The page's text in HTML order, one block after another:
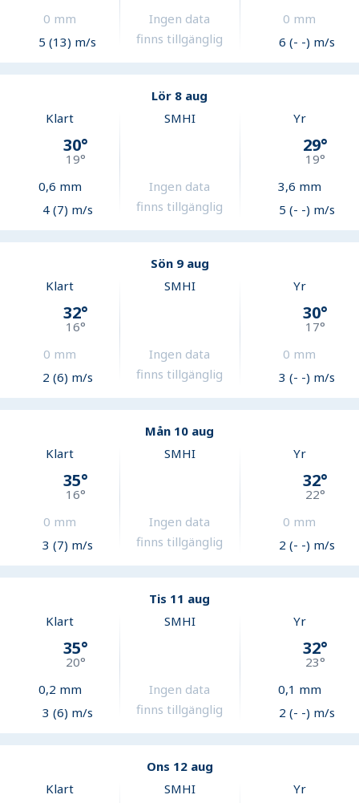
0 mm
5 (13) m/s
Ingen data
finns tillgänglig
0 mm
6 (- -) m/s
Lör 8 aug
Klart
30°
19°
0,6 mm
4 (7) m/s
SMHI
Ingen data
finns tillgänglig
Yr
29°
19°
3,6 mm
5 (- -) m/s
Sön 9 aug
Klart
32°
16°
0 mm
2 (6) m/s
SMHI
Ingen data
finns tillgänglig
Yr
30°
17°
0 mm
3 (- -) m/s
Mån 10 aug
Klart
35°
16°
0 mm
3 (7) m/s
SMHI
Ingen data
finns tillgänglig
Yr
32°
22°
0 mm
2 (- -) m/s
Tis 11 aug
Klart
35°
20°
0,2 mm
3 (6) m/s
SMHI
Ingen data
finns tillgänglig
Yr
32°
23°
0,1 mm
2 (- -) m/s
Ons 12 aug
Klart
SMHI Yr